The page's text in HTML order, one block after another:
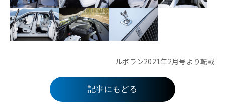
ルボラン2021年2月号より転載
記事にもどる